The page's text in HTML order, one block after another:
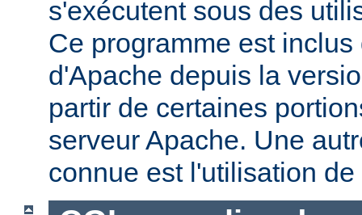
s'exécutent sous des
Ce programme est
d'Apache depuis la
partir de certaines
serveur Apache. Une
connue est l'utilisation de